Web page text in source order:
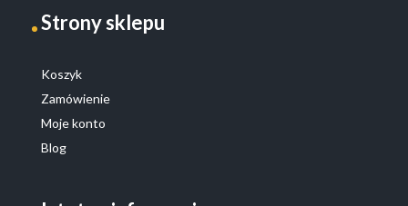
Strony sklepu
Koszyk
Zamówienie
Moje konto
Blog